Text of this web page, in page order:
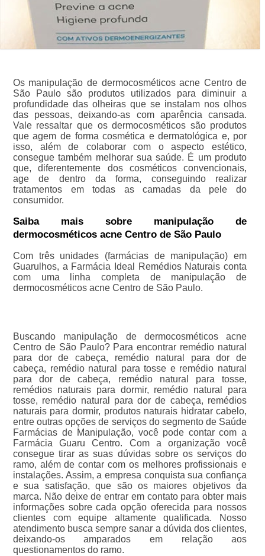
Os manipulação de dermocosméticos acne Centro de
São Paulo são produtos utilizados para diminuir a
profundidade das olheiras que se instalam nos olhos
das pessoas, deixando-as com aparência cansada.
Vale ressaltar que os dermocosméticos são produtos
que agem de forma cosmética e dermatológica e, por
isso, além de colaborar com o aspecto estético,
consegue também melhorar sua saúde. É um produto
que, diferentemente dos cosméticos convencionais,
age de dentro da forma, conseguindo realizar
tratamentos em todas as camadas da pele do
consumidor.
Saiba mais sobre manipulação de
dermocosméticos acne Centro de São Paulo
Com três unidades (farmácias de manipulação) em
Guarulhos, a Farmácia Ideal Remédios Naturais conta
com uma linha completa de manipulação de
dermocosméticos acne Centro de São Paulo.
Buscando manipulação de dermocosméticos acne
Centro de São Paulo? Para encontrar remédio natural
para dor de cabeça, remédio natural para dor de
cabeça, remédio natural para tosse e remédio natural
para dor de cabeça, remédio natural para tosse,
remédios naturais para dormir, remédio natural para
tosse, remédio natural para dor de cabeça, remédios
naturais para dormir, produtos naturais hidratar cabelo,
entre outras opções de serviços do segmento de Saúde
Farmácias de Manipulação, você pode contar com a
Farmácia Guaru Centro. Com a organização você
consegue tirar as suas dúvidas sobre os serviços do
ramo, além de contar com os melhores profissionais e
instalações. Assim, a empresa conquista sua confiança
e sua satisfação, que são os maiores objetivos da
marca. Não deixe de entrar em contato para obter mais
informações sobre cada opção oferecida para nossos
clientes com equipe altamente qualificada. Nosso
atendimento busca sempre sanar a dúvida dos clientes,
deixando-os amparados em relação aos
questionamentos do ramo.